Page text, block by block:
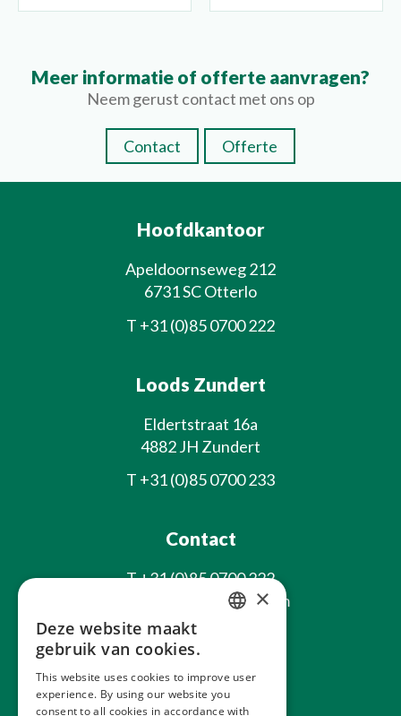
Meer informatie of offerte aanvragen?
Neem gerust contact met ons op
Contact Offerte
Hoofdkantoor
Apeldoornseweg 212
6731 SC Otterlo
T +31 (0)85 0700 222
Loods Zundert
Eldertstraat 16a
4882 JH Zundert
T +31 (0)85 0700 233
Contact
T+31 (0)85 0700 222
info@laxsjonplants.com
Blijf op de hoogte
×
Deze website maakt
gebruik van cookies.
This website uses cookies to improve user
experience. By using our website you
consent to all cookies in accordance with